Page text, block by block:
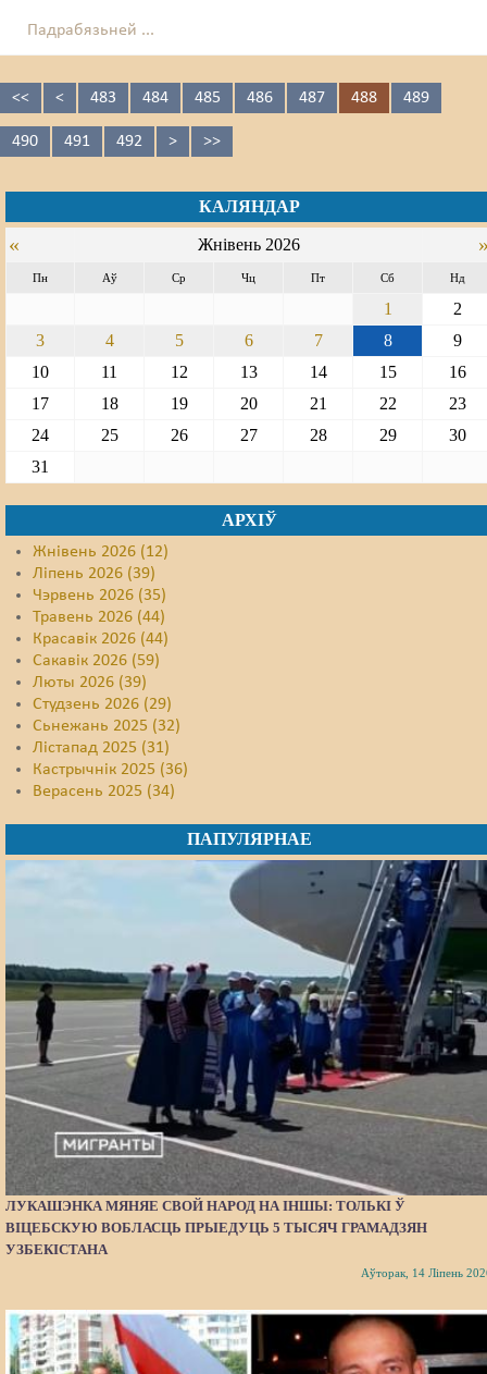
Падрабязьней ...
<< < 483 484 485 486 487 488 489
490 491 492 > >>
КАЛЯНДАР
« Жнівень 2026
Пн Аў Ср Чц Пт Сб Нд
1
2
3
4 5 6 7 8
9
10
11 12 13 14 15
16
17
18 19 20 21 22
23
24
25 26 27 28 29
30
31
АРХІЎ
Жнівень 2026 (12)
Ліпень 2026 (39)
Чэрвень 2026 (35)
Травень 2026 (44)
Красавік 2026 (44)
Сакавік 2026 (59)
Люты 2026 (39)
Студзень 2026 (29)
Сьнежань 2025 (32)
Лістапад 2025 (31)
Кастрычнік 2025 (36)
Верасень 2025 (34)
ПАПУЛЯРНАЕ
ЛУКАШЭНКА МЯНЯЕ СВОЙ НАРОД НА ІНШЫ: ТОЛЬКІ Ў
ВІЦЕБСКУЮ ВОБЛАСЦЬ ПРЫЕДУЦЬ 5 ТЫСЯЧ ГРАМАДЗЯН
УЗБЕКІСТАНА
Аўторак, 14 Ліпень